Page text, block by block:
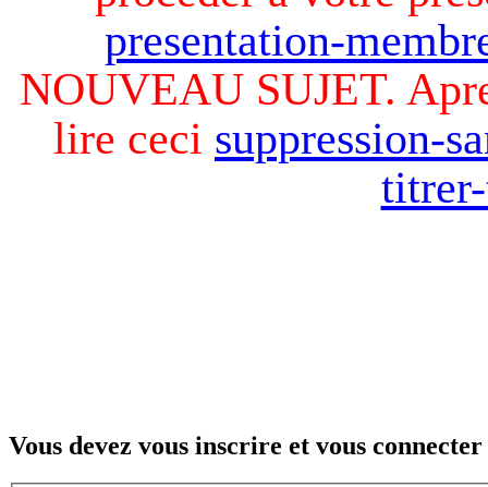
presentation-
NOUVEAU SUJET.
lire ceci suppression-
Vous devez vous inscrire et vous